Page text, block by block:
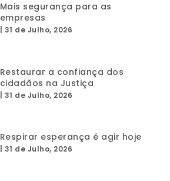
Mais segurança para as
empresas
31 de Julho, 2026
Restaurar a confiança dos
cidadãos na Justiça
31 de Julho, 2026
Respirar esperança é agir hoje
31 de Julho, 2026